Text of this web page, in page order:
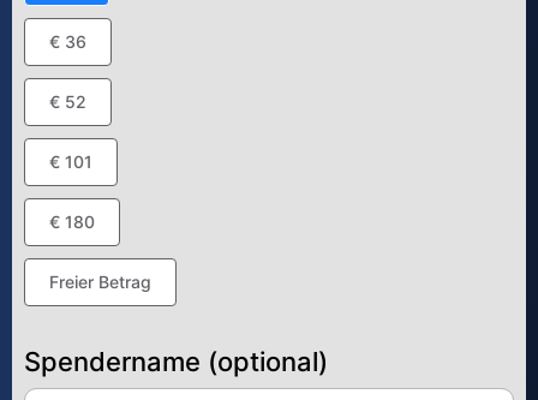
€ 36
€ 52
€ 101
€ 180
Freier Betrag
Spendername (optional)